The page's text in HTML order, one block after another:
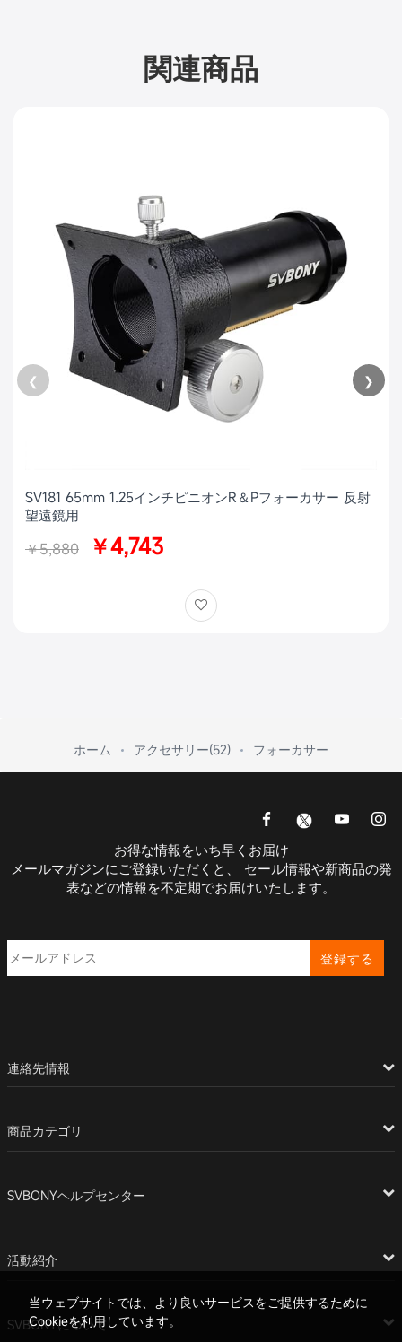
関連商品
❮
SV181 65mm 1.25インチピニオンR＆Pフォーカサー 反射
望遠鏡用
￥5,880 ￥4,743
❯
ホーム アクセサリー(52) フォーカサー
お得な情報をいち早くお届け
メールマガジンにご登録いただくと、 セール情報や新商品の発
表などの情報を不定期でお届けいたします。
登録する
連絡先情報
商品カテゴリ
SVBONYヘルプセンター
活動紹介
SVBONYについて
当ウェブサイトでは、より良いサービスをご提供するために
Cookieを利用しています。